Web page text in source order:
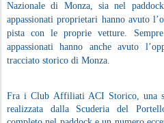
Nazionale di Monza, sia nel
appassionati proprietari hanno avuto
pista con le proprie vetture.
appassionati hanno anche avuto
tracciato storico di Monza.
Fra i Club Affiliati ACI Storico, una
realizzata dalla Scuderia del